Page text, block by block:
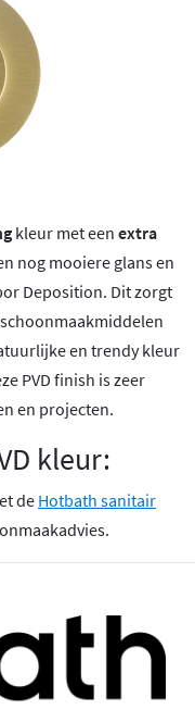
kleur met een extra
nog mooiere glans en
Deposition. Dit zorgt
en trendy kleur
PVD finish is zeer
en projecten.
kleur:
de Hotbath sanitair